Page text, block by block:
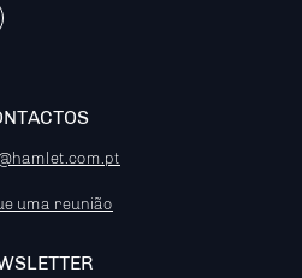
uma reunião